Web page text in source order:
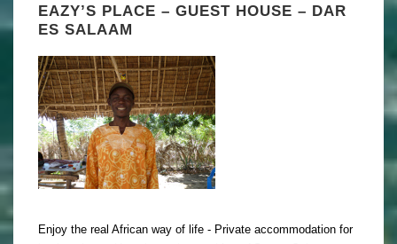
EAZY’S PLACE – GUEST HOUSE – DAR
ES SALAAM
Enjoy the real African way of life - Private accommodation for